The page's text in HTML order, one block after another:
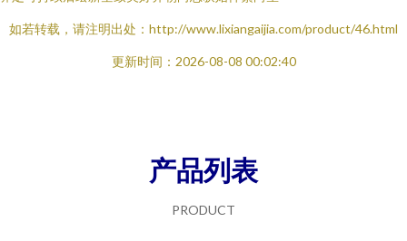
如若转载，请注明出处：http://www.lixiangaijia.com/product/46.html
更新时间：2026-08-08 00:02:40
产品列表
PRODUCT